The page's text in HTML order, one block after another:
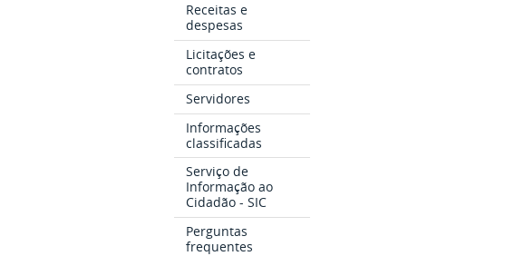
Receitas e
despesas
Licitações e
contratos
Servidores
Informações
classificadas
Serviço de
Informação ao
Cidadão - SIC
Perguntas
frequentes